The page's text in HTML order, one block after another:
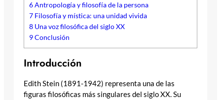
6Antropología y filosofía de la persona
7 Filosofía y mística: una unidad vivida
8 Una voz filosófica del siglo XX
9Conclusión
Introducción
Edith Stein (1891-1942) representa una de las
figuras filosóficas más singulares del siglo XX. Su